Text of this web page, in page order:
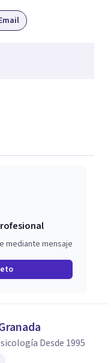
como
mediante mensaje
Desde 1995